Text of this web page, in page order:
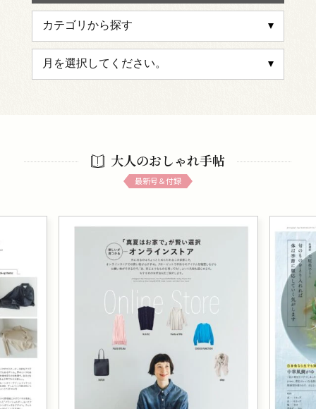
大人のおしゃれ手帖
最新号＆付録